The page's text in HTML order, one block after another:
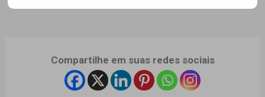
Compartilhe em suas redes sociais